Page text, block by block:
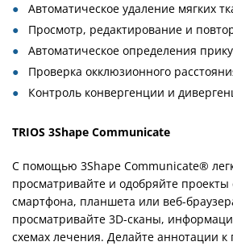
Автоматическое удаление мягких
Просмотр, редактирование и
Автоматическое определения
Проверка окклюзионного
Контроль конвергенции и
TRIOS 3Shape Communicate
С помощью 3Shape Communicate®
просматривайте и одобряйте
смартфона, планшета или веб-
просматривайте 3D-сканы,
схемах лечения. Делайте аннотации